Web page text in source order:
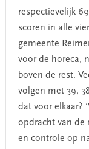
respectievelijk
scoren in alle
gemeente
voor de horeca,
boven de rest.
volgen met 39,
dat voor elkaar?
opdracht van de
en controle op